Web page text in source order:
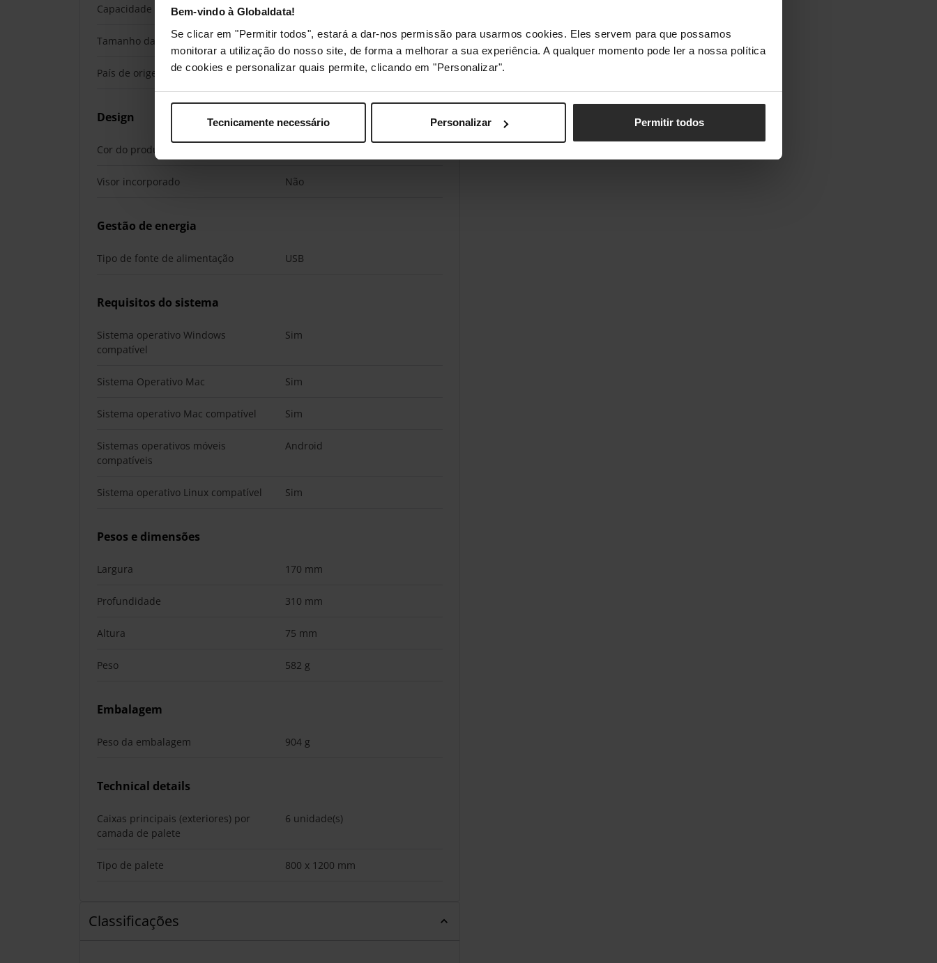
Bem-vindo à Globaldata!
Se clicar em "Permitir todos", estará a dar-nos permissão para usarmos cookies. Eles servem para que possamos
monitorar a utilização do nosso site, de forma a melhorar a sua experiência. A qualquer momento pode ler a nossa política
de cookies e personalizar quais permite, clicando em "Personalizar".
Tecnicamente necessário Personalizar Permitir todos
Capacidade de memória interna 256 MB
Tamanho da memória flash 64 MB
País de origem China
Design
Cor do produto
Visor incorporado Não
Gestão de energia
Tipo de fonte de alimentação USB
Requisitos do sistema
Sistema operativo Windows
compatível
Sim
Sistema Operativo Mac Sim
Sistema operativo Mac compatível Sim
Sistemas operativos móveis
compatíveis
Android
Sistema operativo Linux compatível Sim
Pesos e dimensões
Largura 170 mm
Profundidade 310 mm
Altura 75 mm
Peso 582 g
Embalagem
Peso da embalagem 904 g
Technical details
Caixas principais (exteriores) por
camada de palete
6 unidade(s)
Tipo de palete 800 x 1200 mm
Classificações